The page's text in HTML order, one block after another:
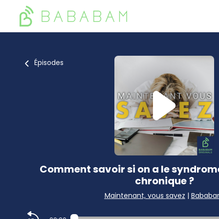
Épisodes
Comment savoir si on a le
chronique ?
Maintenant, vous savez |